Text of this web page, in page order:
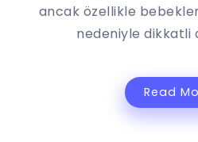
ancak özellikle
nedeniyle dikkatli
Read